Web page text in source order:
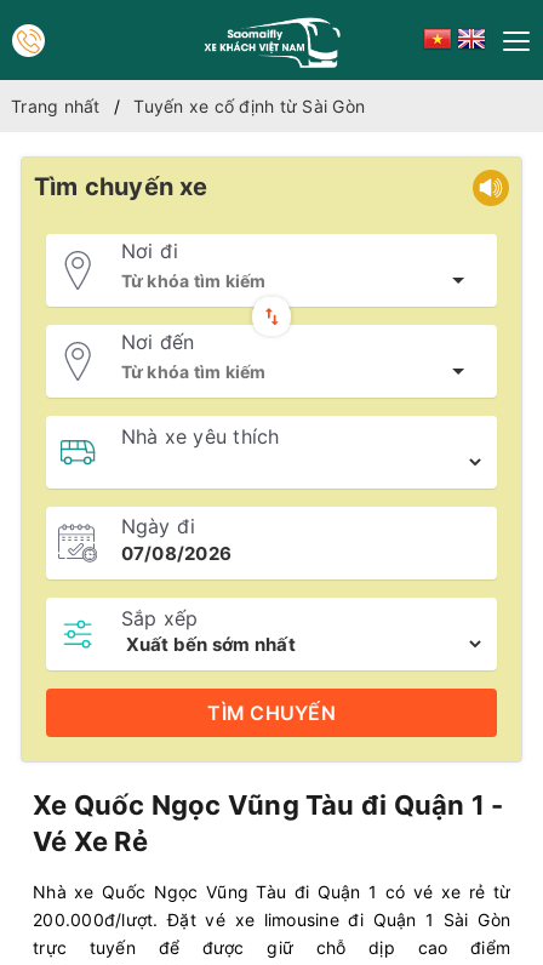
Trang nhất Tuyến xe cố định từ Sài Gòn
Tìm chuyến xe
Nơi đi
Nơi đến
Nhà xe yêu thích
Ngày đi
Sắp xếp
TÌM CHUYẾN
Xe Quốc Ngọc Vũng Tàu đi Quận 1 -
Vé Xe Rẻ
Nhà xe Quốc Ngọc Vũng Tàu đi Quận 1 có vé xe rẻ từ
200.000đ/lượt. Đặt vé xe limousine đi Quận 1 Sài Gòn
trực tuyến để được giữ chỗ dịp cao điểm